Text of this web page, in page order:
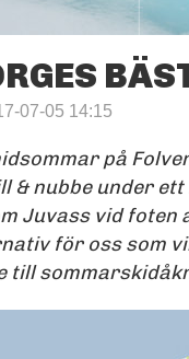
07-05 14:15
på
& nubbe under
Juvass vid foten
för oss som
till